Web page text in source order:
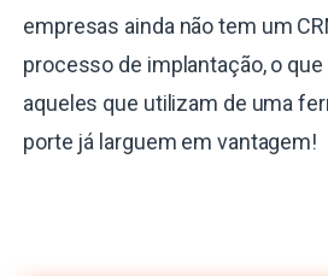
empresas ainda não tem um
processo de implantação, o
aqueles que utilizam de uma
porte já larguem em vantagem!